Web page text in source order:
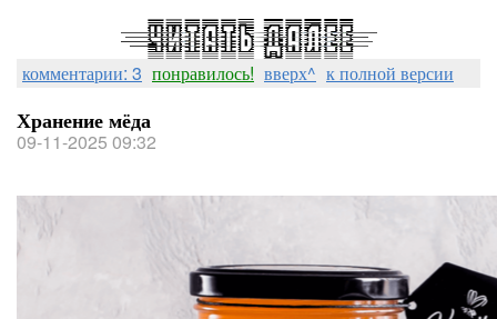
комментарии: 3 понравилось! вверх^ к полной версии
Хранение мёда
09-11-2025 09:32